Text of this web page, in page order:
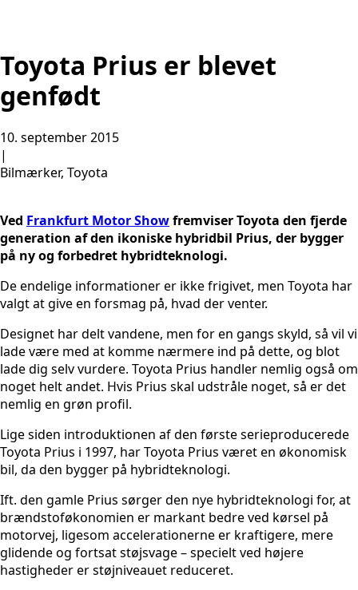
Toyota Prius er blevet
genfødt
10. september 2015
|
Bilmærker, Toyota
Ved Frankfurt Motor Showfremviser Toyota den fjerde
generation af den ikoniske hybridbil Prius, der bygger
på ny og forbedret hybridteknologi.
De endelige informationer er ikke frigivet, men Toyota har
valgt at give en forsmag på, hvad der venter.
Designet har delt vandene, men for en gangs skyld, så vil vi
lade være med at komme nærmere ind på dette, og blot
lade dig selv vurdere. Toyota Prius handler nemlig også om
noget helt andet. Hvis Prius skal udstråle noget, så er det
nemlig en grøn profil.
Lige siden introduktionen af den første serieproducerede
Toyota Prius i 1997, har Toyota Prius været en økonomisk
bil, da den bygger på hybridteknologi.
Ift. den gamle Prius sørger den nye hybridteknologi for, at
brændstoføkonomien er markant bedre ved kørsel på
motorvej, ligesom accelerationerne er kraftigere, mere
glidende og fortsat støjsvage – specielt ved højere
hastigheder er støjniveauet reduceret.